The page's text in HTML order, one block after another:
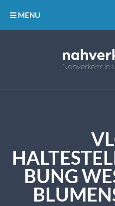
MENU
BUNG